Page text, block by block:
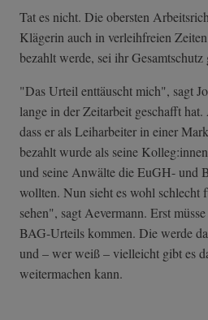
Tat es nicht. Die obersten
Klägerin auch in verleihfreien
bezahlt werde, sei ihr
"Das Urteil enttäuscht mich", sagt
lange in der Zeitarbeit geschafft
dass er als Leiharbeiter in einer
bezahlt wurde als seine
und seine Anwälte die EuGH- und
wollten. Nun sieht es wohl schlecht
sehen", sagt Aevermann. Erst
BAG-Urteils kommen. Die werde
und – wer weiß – vielleicht gibt es
weitermachen kann.